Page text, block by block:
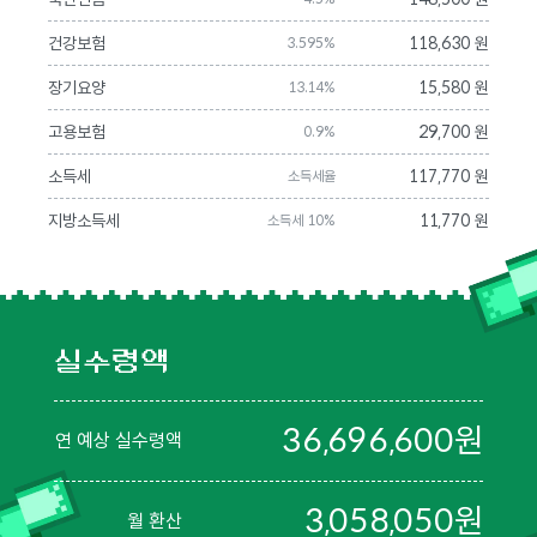
건강보험 3.595% 118,630 원
장기요양 13.14% 15,580 원
고용보험 0.9% 29,700 원
소득세 소득세율 117,770 원
지방소득세 소득세 10% 11,770 원
실수령액
연 예상 실수령액 36,696,600원
월 환산 3,058,050원